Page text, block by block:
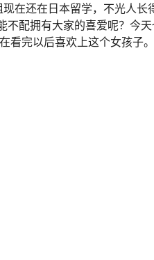
在还在日本留学，不光人长
配拥有大家的喜爱呢？今
完以后喜欢上这个女孩子。